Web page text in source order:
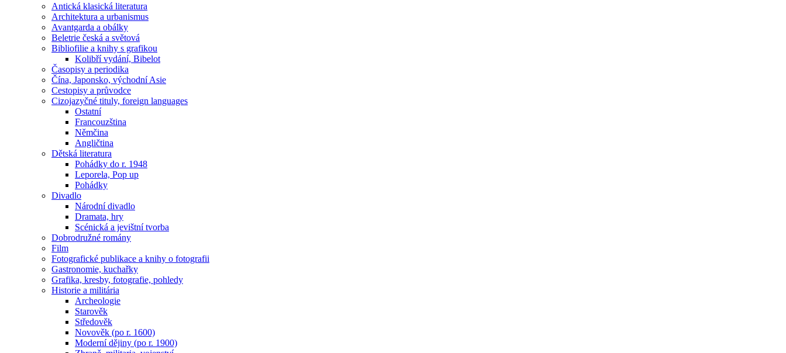
Antická klasická literatura
Architektura a urbanismus
Avantgarda a obálky
Beletrie česká a světová
Bibliofilie a knihy s grafikou
Kolibří vydání, Bibelot
Časopisy a periodika
Čína, Japonsko, východní Asie
Cestopisy a průvodce
Cizojazyčné tituly, foreign languages
Ostatní
Francouzština
Němčina
Angličtina
Dětská literatura
Pohádky do r. 1948
Leporela, Pop up
Pohádky
Divadlo
Národní divadlo
Dramata, hry
Scénická a jevištní tvorba
Dobrodružné romány
Film
Fotografické publikace a knihy o fotografii
Gastronomie, kuchařky
Grafika, kresby, fotografie, pohledy
Historie a militária
Archeologie
Starověk
Středověk
Novověk (po r. 1600)
Moderní dějiny (po r. 1900)